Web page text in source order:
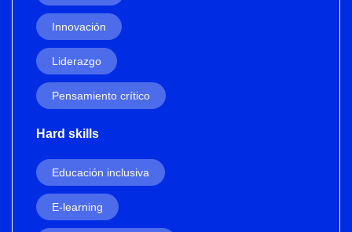
Innovación
Liderazgo
Pensamiento crítico
Hard skills
Educación inclusiva
E-learning